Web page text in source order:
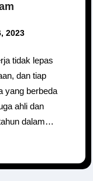
2023
dan tiap
yang berbeda
ahli dan
dalam…